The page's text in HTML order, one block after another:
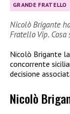
GRANDE FRATELLO
Nicolò Brigante
Fratello Vip.
Nicolò Brigante
concorrente
decisione
Nicolò